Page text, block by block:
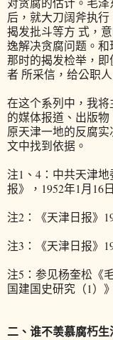
后，就大刀阔斧执
揭发批斗等方 式，
逸解决贪腐问题。和
那时的揭发检举，
者 所采信，给公职
在这个系列中，我
的媒体报道、出版
原天津一地的反腐
文中找到依据。
注1、4：中共天津
报》，1952年1月16
注2：《天津日报》
注3：《天津日报》
注5：参见杨奎松《
国建国史研究（1）
二、谁不羡慕腐朽生